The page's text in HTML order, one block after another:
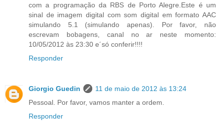
com a programação da RBS de Porto Alegre.Este é um
sinal de imagem digital com som digital em formato AAC
simulando 5.1 (simulando apenas). Por favor, não
escrevam bobagens, canal no ar neste momento:
10/05/2012 às 23:30 e´só conferir!!!!
Responder
Giorgio Guedin
11 de maio de 2012 às 13:24
Pessoal. Por favor, vamos manter a ordem.
Responder